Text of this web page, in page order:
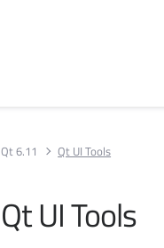
Qt 6.11 Qt UI Tools
Qt UI Tools